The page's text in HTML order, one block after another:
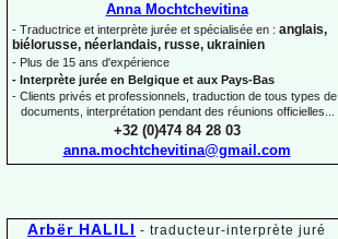
Anna Mochtchevitina
- Traductrice et interprète jurée et spécialisée en : anglais,
biélorusse, néerlandais, russe, ukrainien
- Plus de 15 ans d'expérience
- Interprète jurée en Belgique et aux Pays-Bas
- Clients privés et professionnels, traduction de tous types de
documents, interprétation pendant des réunions officielles...
+32 (0)474 84 28 03
anna.mochtchevitina@gmail.com
Arbër HALILI - traducteur-interprète juré